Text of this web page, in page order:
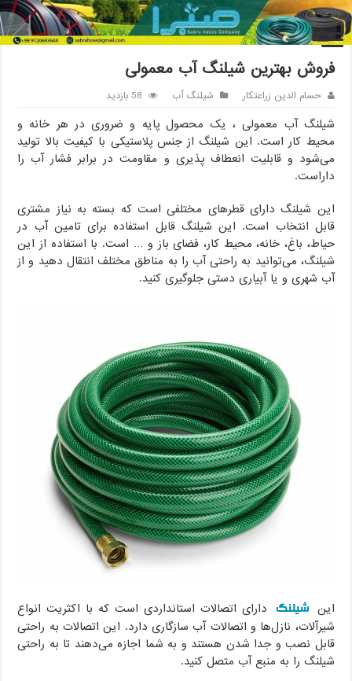
خانه / شیلنگ آب / فروش بهترین شیلنگ آب معمولی
فروش بهترین شیلنگ آب معمولی
حسام الدین زراعتکار شیلنگ آب 58 بازدید
شیلنگ آب معمولی ، یک محصول پایه و ضروری در هر خانه و
محیط کار است. این شیلنگ از جنس پلاستیکی با کیفیت بالا تولید
می‌شود و قابلیت انعطاف پذیری و مقاومت در برابر فشار آب را
داراست.
این شیلنگ دارای قطرهای مختلفی است که بسته به نیاز مشتری
قابل انتخاب است. این شیلنگ قابل استفاده برای تامین آب در
حیاط، باغ، خانه، محیط کار، فضای باز و … است. با استفاده از این
شیلنگ، می‌توانید به راحتی آب را به مناطق مختلف انتقال دهید و از
آب شهری و یا آبیاری دستی جلوگیری کنید.
این شیلنگ دارای اتصالات استانداردی است که با اکثریت انواع
شیرآلات، نازل‌ها و اتصالات آب سازگاری دارد. این اتصالات به راحتی
قابل نصب و جدا شدن هستند و به شما اجازه می‌دهند تا به راحتی
شیلنگ را به منبع آب متصل کنید.